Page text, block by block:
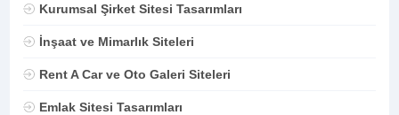
Kurumsal Şirket Sitesi Tasarımları
İnşaat ve Mimarlık Siteleri
Rent A Car ve Oto Galeri Siteleri
Emlak Sitesi Tasarımları